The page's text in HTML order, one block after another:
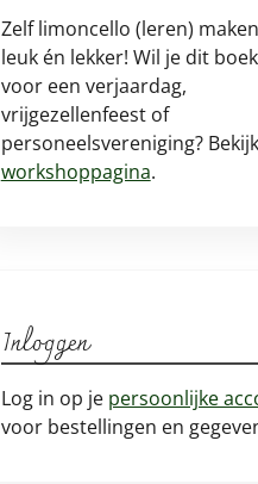
Zelf limoncello (leren)
leuk én lekker! Wil je dit
voor een verjaardag,
vrijgezellenfeest of
personeelsvereniging?
workshoppagina.
Inloggen
Log in op je persoonlijke
voor bestellingen en